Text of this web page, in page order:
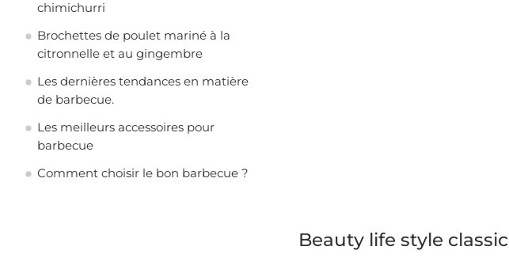
Beauty life style classic
chimichurri
Brochettes de poulet mariné à la
citronnelle et au gingembre
Les dernières tendances en matière
de barbecue.
Les meilleurs accessoires pour
barbecue
Comment choisir le bon barbecue ?